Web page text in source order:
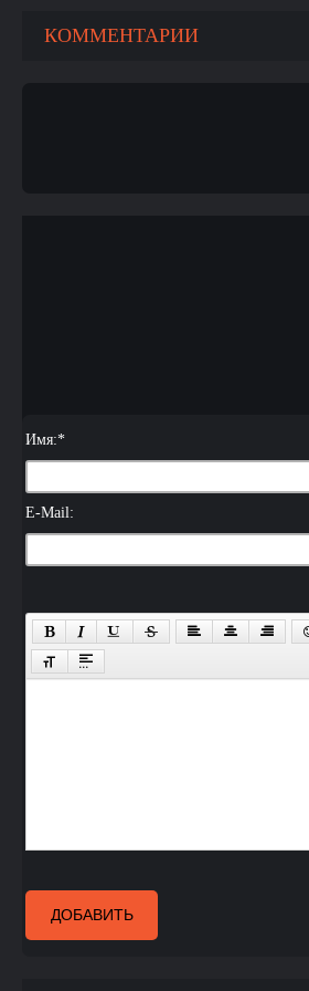
КОММЕНТАРИИ
Имя:*
E-Mail:
ДОБАВИТЬ